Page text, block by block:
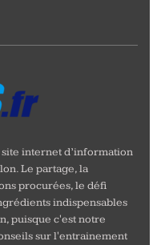
internet d’information
Le partage, la
procurées, le défi
indispensables
puisque c'est notre
sur l'entrainement